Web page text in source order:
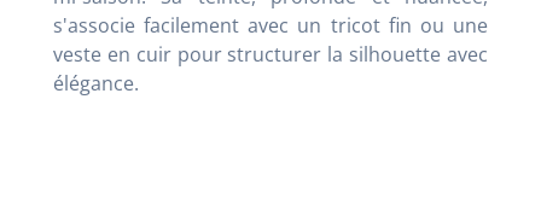
s'associe facilement avec un tricot fin ou une
veste en cuir pour structurer la silhouette avec
élégance.